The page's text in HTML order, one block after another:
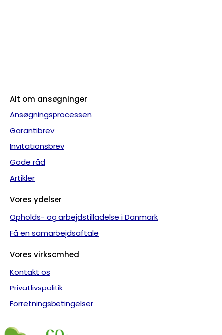
Alt om ansøgninger
Ansøgningsprocessen
Garantibrev
Invitationsbrev
Gode råd
Artikler
Vores ydelser
Opholds- og arbejdstilladelse i Danmark
Få en samarbejdsaftale
Vores virksomhed
Kontakt os
Privatlivspolitik
Forretningsbetingelser